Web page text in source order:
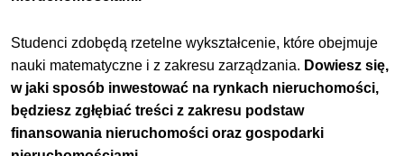
Studenci zdobędą rzetelne wykształcenie, które obejmuje
nauki matematyczne i z zakresu zarządzania. Dowiesz się,
w jaki sposób inwestować na rynkach nieruchomości,
będziesz zgłębiać treści z zakresu podstaw
finansowania nieruchomości oraz gospodarki